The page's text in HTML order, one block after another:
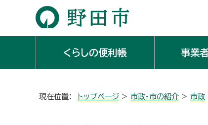
くらしの便利帳 事業
現在位置： トップページ > 市政・市の紹介 > 市政